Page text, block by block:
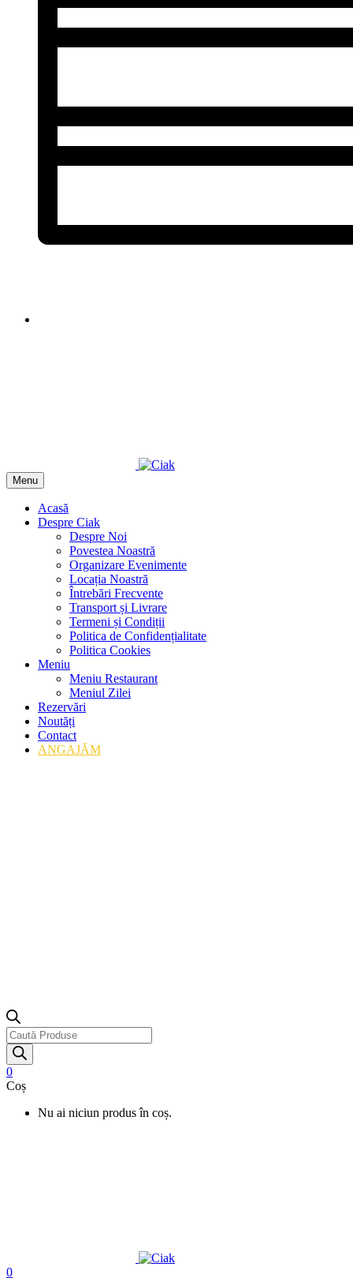
Menu
Acasă
Despre Ciak
Despre Noi
Povestea Noastră
Organizare Evenimente
Locația Noastră
Întrebări Frecvente
Transport și Livrare
Termeni și Condiții
Politica de Confidențialitate
Politica Cookies
Meniu
Meniu Restaurant
Meniul Zilei
Rezervări
Noutăți
Contact
ANGAJĂM
Products
search
0
Coș
Nu ai niciun produs în coș.
0